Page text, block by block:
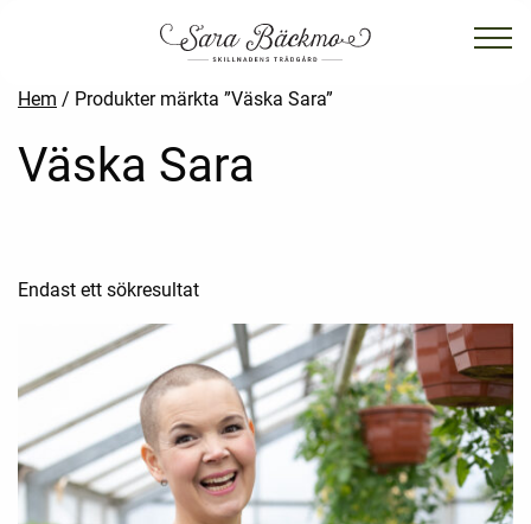
Hem / Produkter märkta ”Väska Sara”
Väska Sara
Endast ett sökresultat